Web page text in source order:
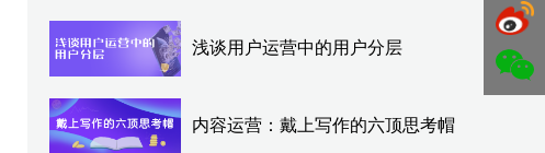
浅谈用户运营中的用户分层
内容运营：戴上写作的六顶思考帽